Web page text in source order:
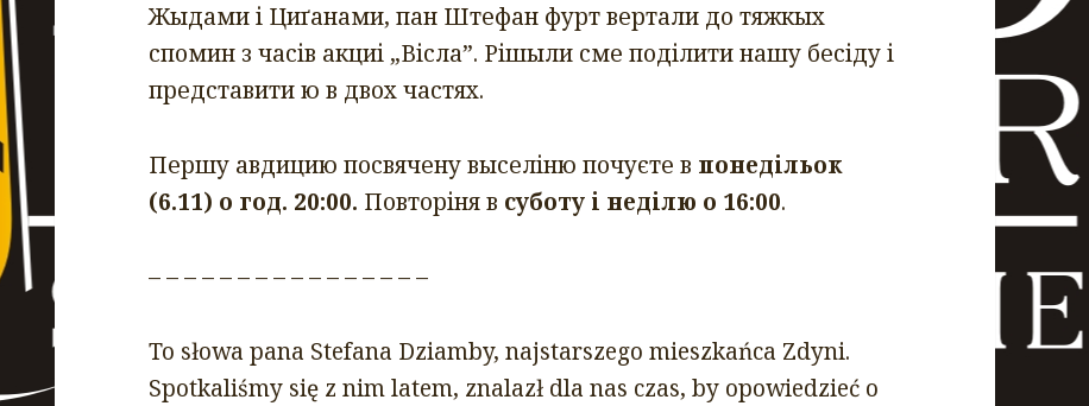
Жыдами і Циґанами, пан Штефан фурт вертали до тяжкых
спомин з часів акциі „Вісла”. Рішыли сме поділити нашу бесіду і
представити ю в двох частях.
Першу авдицию посвячену выселіню почуєте в понедільок
(6.11) о год. 20:00. Повторіня в суботу і неділю о 16:00.
– – – – – – – – – – – – – – – –
To słowa pana Stefana Dziamby, najstarszego mieszkańca Zdyni.
Spotkaliśmy się z nim latem, znalazł dla nas czas, by opowiedzieć o